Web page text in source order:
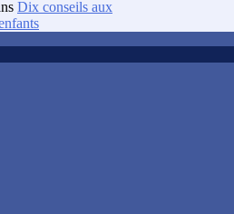
Dix conseils aux